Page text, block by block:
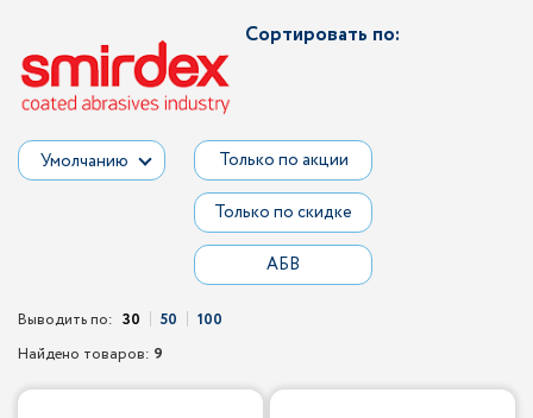
Сортировать по:
Умолчанию Только по акции
Только по скидке
АБВ
Выводить по: 30 50
100
Найдено товаров: 9